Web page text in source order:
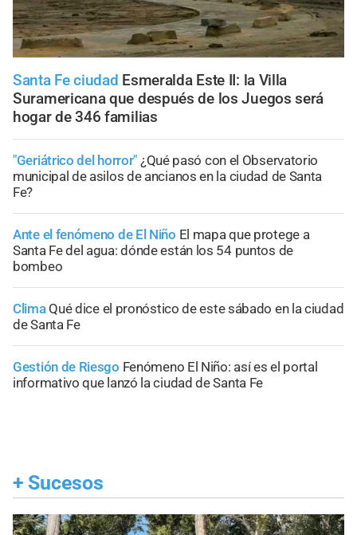
Santa Fe ciudad Esmeralda Este II: la Villa
Suramericana que después de los Juegos será
hogar de 346 familias
"Geriátrico del horror" ¿Qué pasó con el Observatorio
municipal de asilos de ancianos en la ciudad de Santa
Fe?
Ante el fenómeno de El Niño El mapa que protege a
Santa Fe del agua: dónde están los 54 puntos de
bombeo
Clima Qué dice el pronóstico de este sábado en la ciudad
de Santa Fe
Gestión de Riesgo Fenómeno El Niño: así es el portal
informativo que lanzó la ciudad de Santa Fe
+ Sucesos